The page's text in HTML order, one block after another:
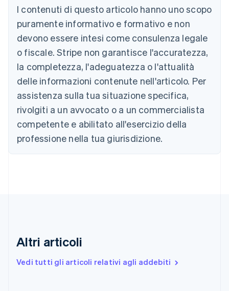
I contenuti di questo articolo hanno uno scopo
puramente informativo e formativo e non
devono essere intesi come consulenza legale
o fiscale. Stripe non garantisce l'accuratezza,
la completezza, l'adeguatezza o l'attualità
delle informazioni contenute nell'articolo. Per
assistenza sulla tua situazione specifica,
rivolgiti a un avvocato o a un commercialista
competente e abilitato all'esercizio della
professione nella tua giurisdizione.
Altri articoli
Vedi tutti gli articoli relativi agli addebiti
Australia
Austria
DeutschEnglish
Belgio
Brasile
PortuguêsEnglish
Bulgaria
English
Canada
EnglishFrançais
Cina continentale
简体中文English
Cipro
English
Finlandia